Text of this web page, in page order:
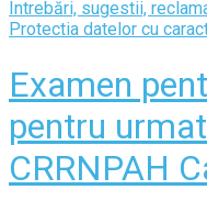
Întrebări, sugestii,
Protectia datelor cu
Examen
pentru
CRRNPAH